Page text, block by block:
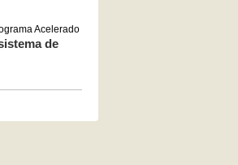
Acelerado
de